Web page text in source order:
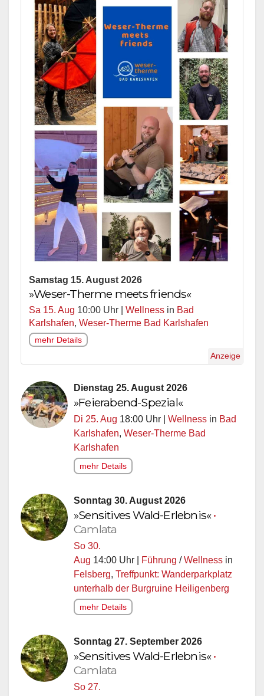
Samstag 15. August 2026
»Weser-Therme meets friends«
Sa 15. Aug 10:00 Uhr | Wellness in Bad
Karlshafen, Weser-Therme Bad Karlshafen
mehr Details
Anzeige
Dienstag 25. August 2026
»Feierabend-Spezial«
Di 25. Aug 18:00 Uhr | Wellness in Bad
Karlshafen, Weser-Therme Bad
Karlshafen
mehr Details
Sonntag 30. August 2026
»Sensitives Wald-Erlebnis«•
Camlata
So 30.
Aug 14:00 Uhr | Führung /Wellness in
Felsberg, Treffpunkt: Wanderparkplatz
unterhalb der Burgruine Heiligenberg
mehr Details
Sonntag 27. September 2026
»Sensitives Wald-Erlebnis«•
Camlata
So 27.